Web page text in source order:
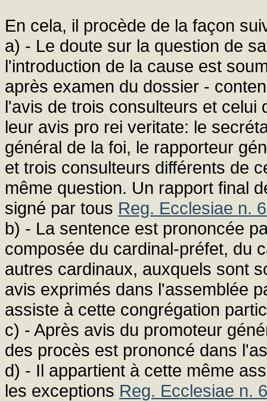
En cela, il procède de la façon
a) - Le doute sur la question de
l'introduction de la cause est
après examen du dossier -
l'avis de trois consulteurs et celui
leur avis pro rei veritate: le
général de la foi, le rapporteur
et trois consulteurs différents de
même question. Un rapport final
signé par tous Reg. Ecclesiae n.
b) - La sentence est prononcée
composée du cardinal-préfet, du
autres cardinaux, auxquels sont
avis exprimés dans l'assemblée
assiste à cette congrégation
c) - Après avis du promoteur
des procès est prononcé dans
d) - Il appartient à cette même
les exceptions Reg. Ecclesiae n.